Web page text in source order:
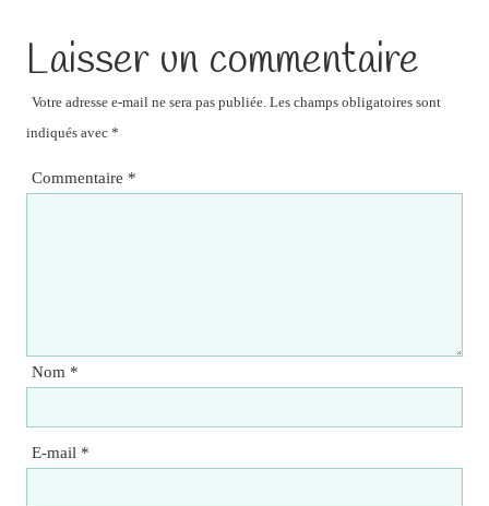
Laisser un commentaire
Votre adresse e-mail ne sera pas publiée. Les champs obligatoires sont
indiqués avec *
Commentaire *
Nom *
E-mail *